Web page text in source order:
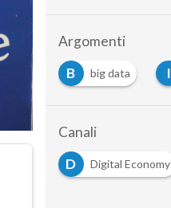
Argomenti
B
big data I
Canali
D
Digital Economy